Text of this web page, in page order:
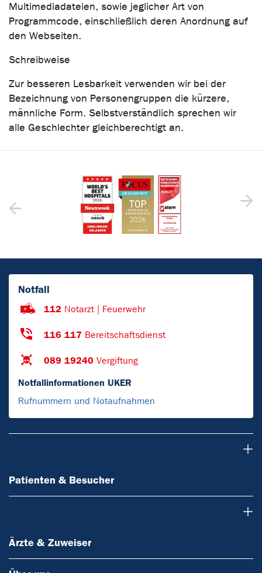
Multimediadateien, sowie jeglicher Art von
Programmcode, einschließlich deren Anordnung auf
den Webseiten.
Schreibweise
Zur besseren Lesbarkeit verwenden wir bei der
Bezeichnung von Personengruppen die kürzere,
männliche Form. Selbstverständlich sprechen wir
alle Geschlechter gleichberechtigt an.
Notfall
112 Notarzt | Feuerwehr
116 117 Bereitschaftsdienst
089 19240 Vergiftung
Notfallinformationen UKER
Rufnummern und Notaufnahmen
Patienten & Besucher
Ärzte & Zuweiser